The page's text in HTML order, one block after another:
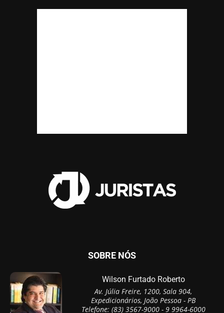
SOBRE NÓS
Wilson Furtado Roberto
Av. Júlia Freire, 1200, Sala 904,
Expedicionários, João Pessoa - PB
Telefone: (83) 3567-9000 - 9 9964-6000